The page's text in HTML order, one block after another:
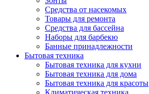
Средства от насекомых
Товары для ремонта
Средства для бассейна
Наборы для барбекю
Банные принадлежности
Бытовая техника
Бытовая техника для кухни
Бытовая техника для дома
Бытовая техника для красоты
Климатическая техника